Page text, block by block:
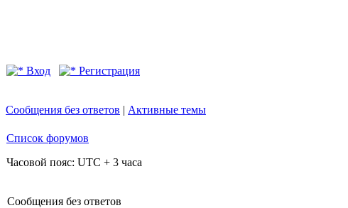
Вход Регистрация
Сообщения без ответов | Активные темы
Список форумов
Часовой пояс: UTC + 3 часа
Сообщения без ответов